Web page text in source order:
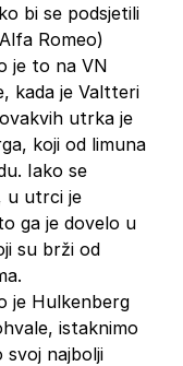
bi se podsjetili
Romeo)
je to na VN
kada je Valtteri
utrka je
koji od limuna
Iako se
u utrci je
ga je dovelo u
su brži od
je Hulkenberg
istaknimo
svoj najbolji